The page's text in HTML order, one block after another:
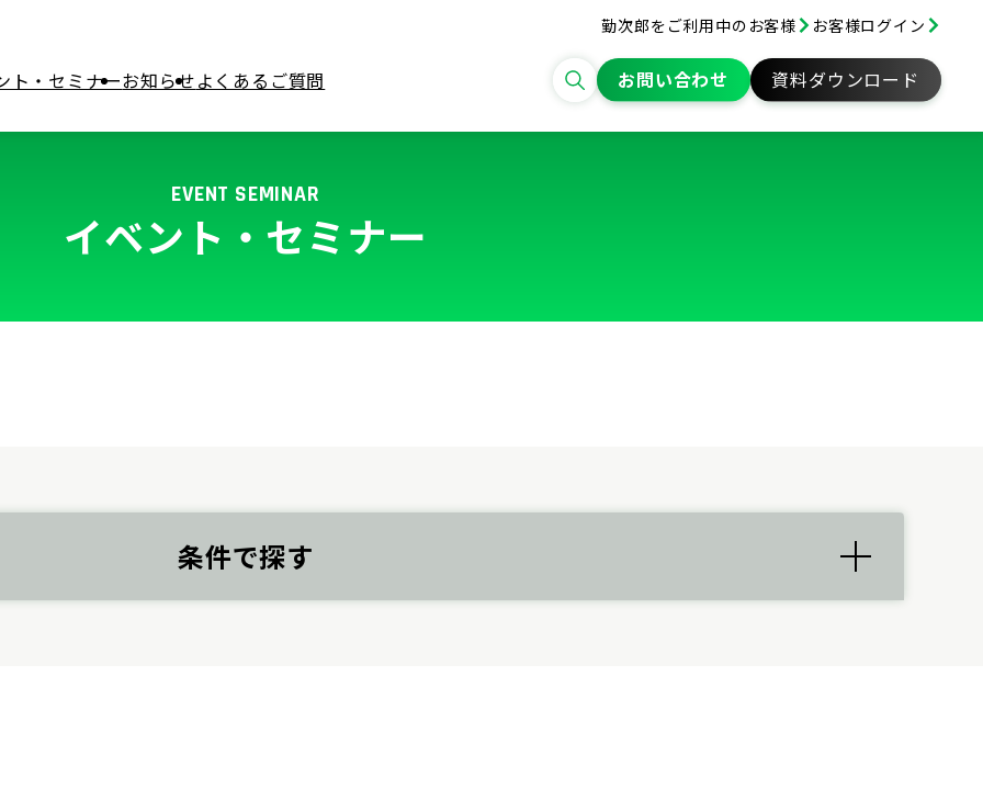
勤次郎をご利用中のお客様 お客様ログイン
ト・セミナーお知らせよくあるご質問 お問い合わせ 資料ダウンロード
EVENT SEMINAR
イベント・セミナー
条件で探す